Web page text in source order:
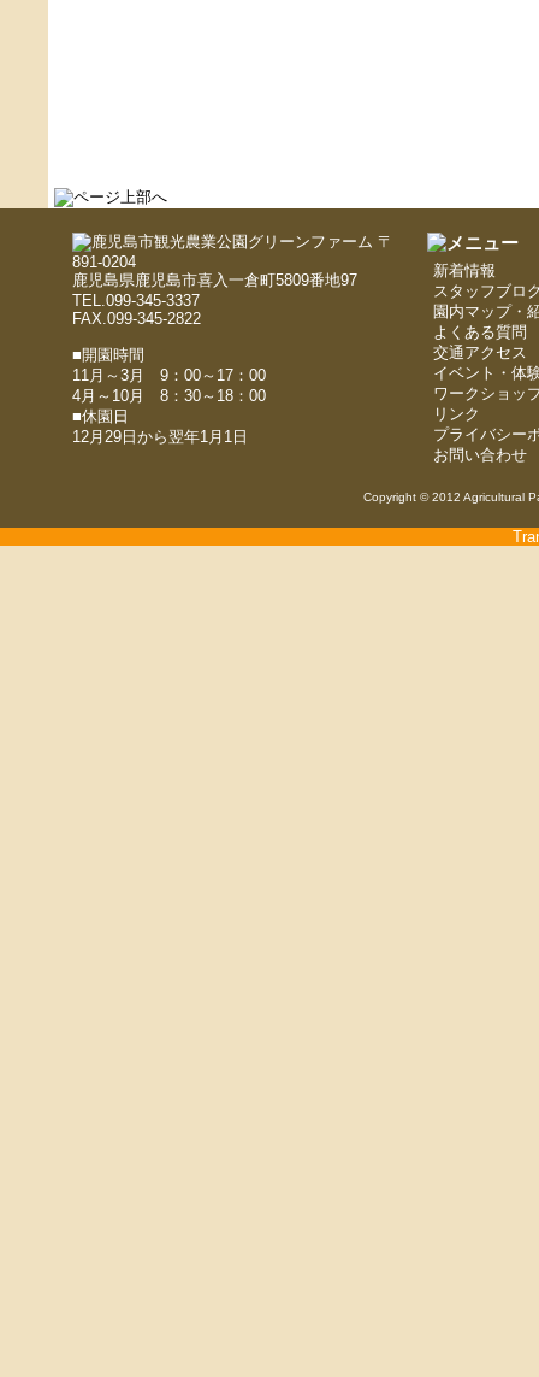
〒
891-0204
鹿児島県鹿児島市喜入一倉町5809番地97
TEL.099-345-3337
FAX.099-345-2822
■開園時間
11月～3月 9：00～17：00
4月～10月 8：30～18：00
■休園日
12月29日から翌年1月1日
新着情報
スタッフブロ
園内マップ・
よくある質問
交通アクセス
イベント・体
ワークショッ
リンク
プライバシー
お問い合わせ
Copyright © 2012 Agricultural